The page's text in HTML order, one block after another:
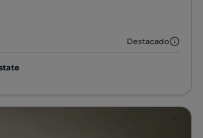
Destacado